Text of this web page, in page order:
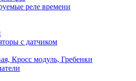
реле времени
с датчиком
Кросс модуль, Гребенки